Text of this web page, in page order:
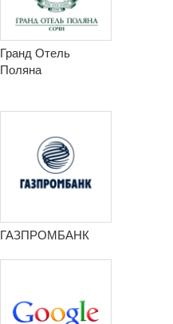
Гранд Отель
Поляна
ГАЗПРОМБАНК